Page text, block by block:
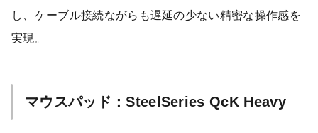
し、ケーブル接続ながらも遅延の少ない精密な操作感を
実現。
マウスパッド：SteelSeries QcK Heavy